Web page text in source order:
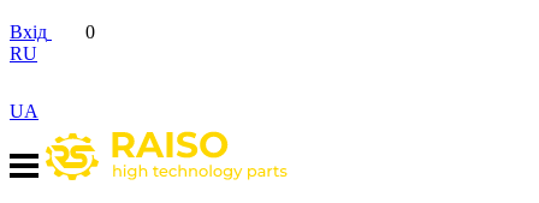
Вхід
0
RU
UA